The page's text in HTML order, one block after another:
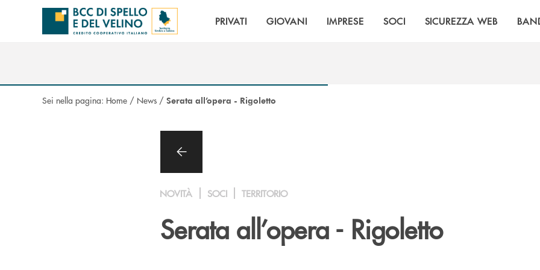
Salta al contenuto principale
PRIVATI GIOVANI IMPRESE SOCI SICUREZZA WEB
Sei nella pagina: Home / News / Serata all’opera - Rigoletto
NOVITÀ SOCI TERRITORIO
Serata all’opera - Rigoletto